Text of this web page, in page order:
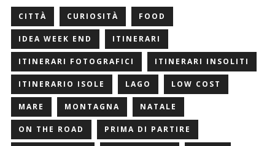
CITTÀ CURIOSITÀ FOOD
IDEA WEEK END ITINERARI
ITINERARI FOTOGRAFICI ITINERARI INSOLITI
ITINERARIO ISOLE LAGO LOW COST
MARE MONTAGNA NATALE
ON THE ROAD PRIMA DI PARTIRE